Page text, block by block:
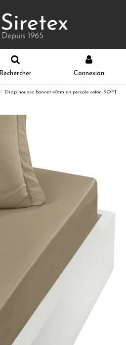
Rechercher Connexion
Drap housse bonnet 40cm en percale coton SOFT